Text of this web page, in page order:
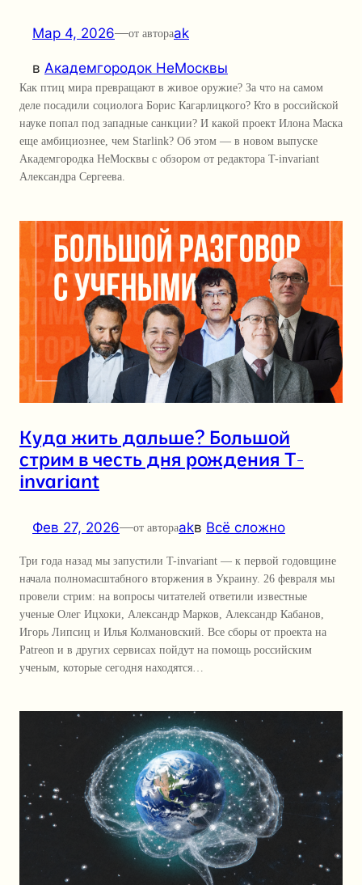
Мар 4, 2026—от автораak
в Академгородок НеМосквы
Как птиц мира превращают в живое оружие? За что на самом
деле посадили социолога Борис Кагарлицкого? Кто в российской
науке попал под западные санкции? И какой проект Илона Маска
еще амбициознее, чем Starlink? Об этом — в новом выпуске
Академгородка НеМосквы с обзором от редактора T-invariant
Александра Сергеева.
Куда жить дальше? Большой
стрим в честь дня рождения T-
invariant
Фев 27, 2026—от автораakв Всё сложно
Три года назад мы запустили T-invariant — к первой годовщине
начала полномасштабного вторжения в Украину. 26 февраля мы
провели стрим: на вопросы читателей ответили известные
ученые Олег Ицхоки, Александр Марков, Александр Кабанов,
Игорь Липсиц и Илья Колмановский. Все сборы от проекта на
Patreon и в других сервисах пойдут на помощь российским
ученым, которые сегодня находятся…